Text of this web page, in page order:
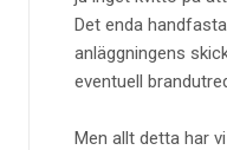
Det enda
anläggningens
eventuell
Men allt detta har